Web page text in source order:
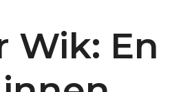
Wik: En